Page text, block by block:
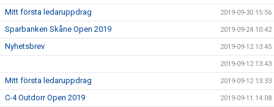
Mitt första ledaruppdrag 2019-09-30 15:56
Sparbanken Skåne Open 2019 2019-09-24 10:42
Nyhetsbrev 2019-09-12 13:45
2019-09-12 13:43
Mitt första ledaruppdrag 2019-09-12 13:33
C-4 Outdorr Open 2019 2019-09-11 14:08